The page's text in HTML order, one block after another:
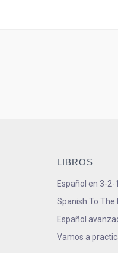
LIBROS
Español en 3-2-1
Spanish To The
Español
Vamos a